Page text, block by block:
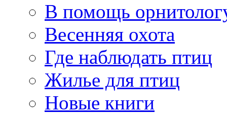
В помощь
Весенняя охота
Где наблюдать птиц
Жилье для птиц
Новые книги